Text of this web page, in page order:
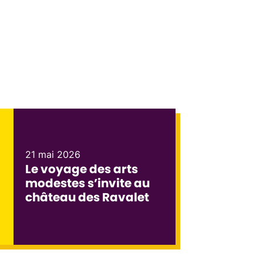
Le voyage des arts
modestes s’invite au
château des Ravalet
21 mai 2026